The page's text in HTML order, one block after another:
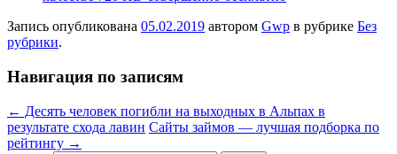
Запись опубликована 05.02.2019 автором Gwp в рубрике Без
рубрики.
Навигация по записям
← Десять человек погибли на выходных в Альпах в
результате схода лавин Сайты займов — лучшая подборка по
рейтингу →